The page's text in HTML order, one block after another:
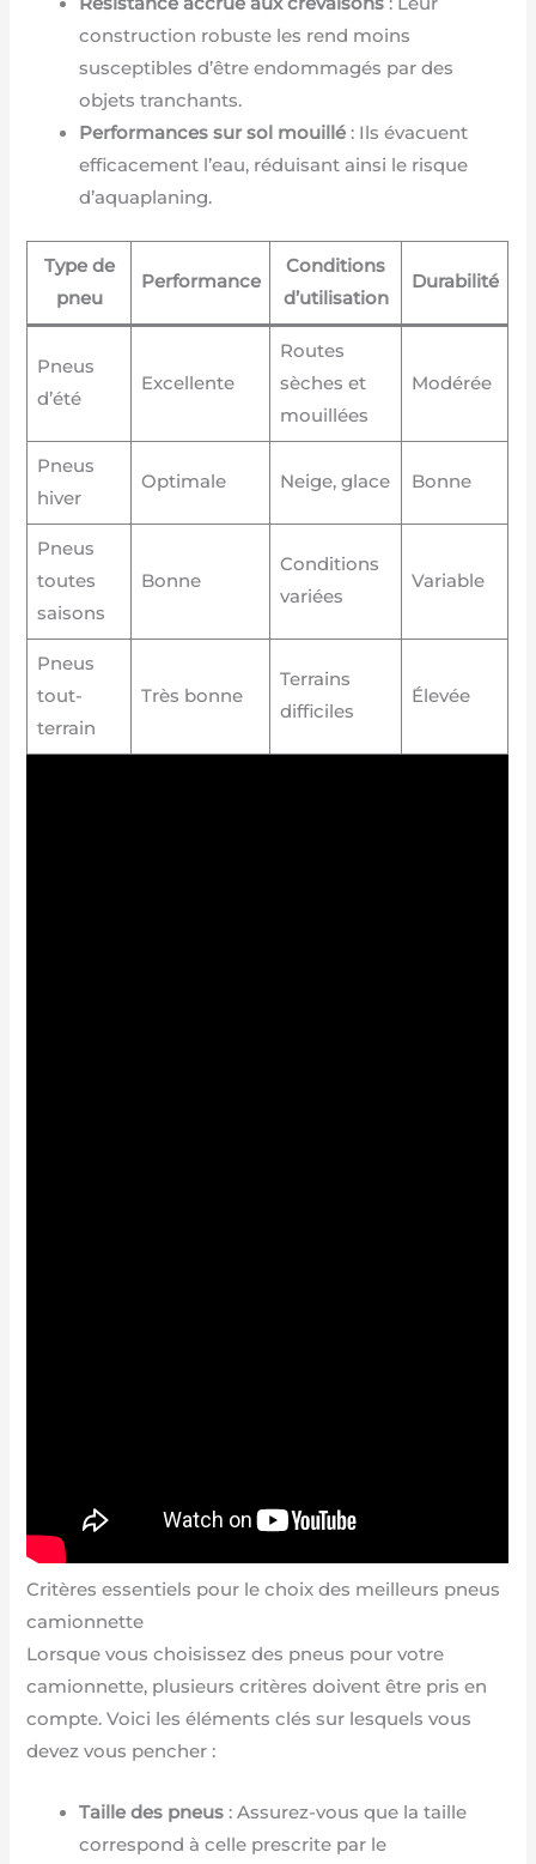
construction robuste les rend moins
susceptibles d’être endommagés par des
objets tranchants.
Performances sur sol mouillé : Ils évacuent
efficacement l’eau, réduisant ainsi le risque
d’aquaplaning.
Type de
pneu
Performance
Conditions
d’utilisation
Durabilité
Pneus
d’été
Excellente
Routes
sèches et
mouillées
Modérée
Pneus
hiver
Optimale Neige, glace Bonne
Pneus
toutes
saisons
Bonne
Conditions
variées
Variable
Pneus
tout-
terrain
Très bonne
Terrains
difficiles
Élevée
Critères essentiels pour le choix des meilleurs pneus
camionnette
Lorsque vous choisissez des pneus pour votre
camionnette, plusieurs critères doivent être pris en
compte. Voici les éléments clés sur lesquels vous
devez vous pencher :
Taille des pneus : Assurez-vous que la taille
correspond à celle prescrite par le